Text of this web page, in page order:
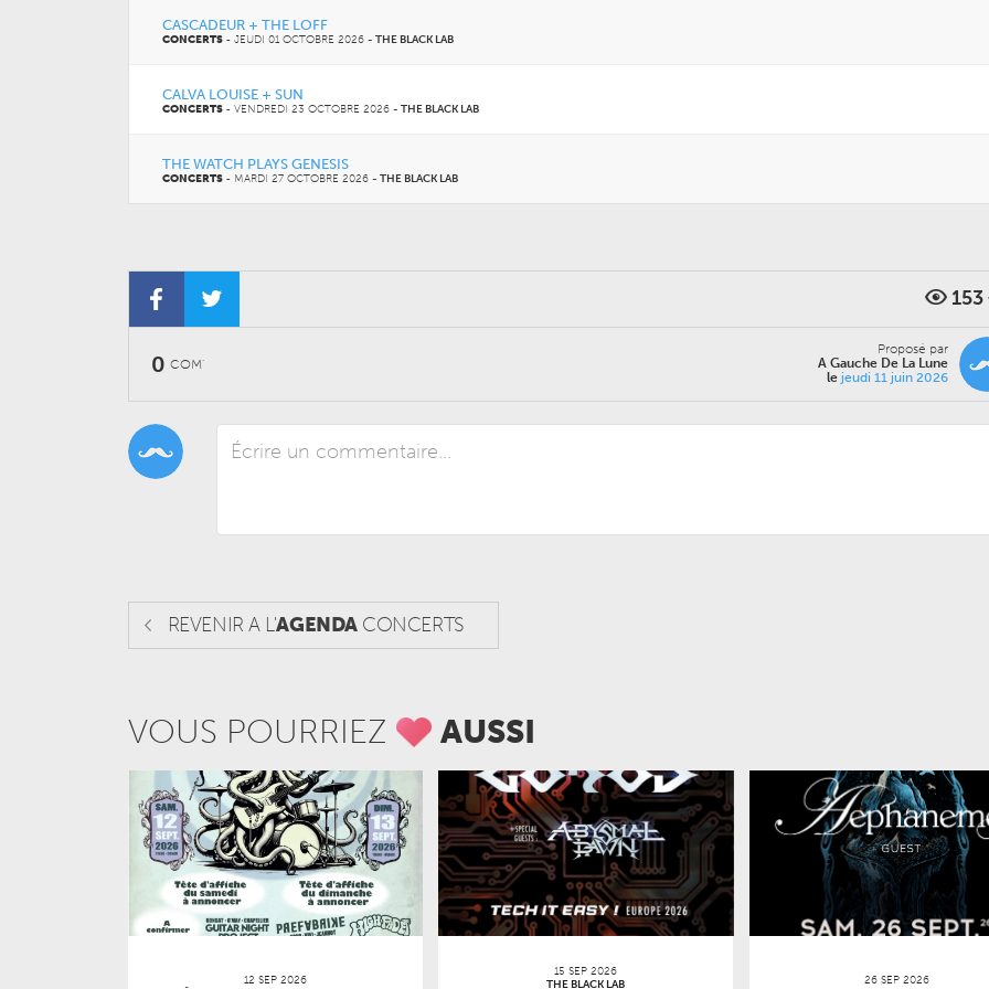
CASCADEUR + THE LOFF
CONCERTS- JEUDI 01 OCTOBRE 2026 - THE BLACK LAB
CALVA LOUISE + SUN
CONCERTS- VENDREDI 23 OCTOBRE 2026 - THE BLACK LAB
THE WATCH PLAYS GENESIS
CONCERTS- MARDI 27 OCTOBRE 2026 - THE BLACK LAB
153
0 COM'
Proposé par
A Gauche De La Lune
le jeudi 11 juin 2026
REVENIR A L'AGENDACONCERTS
VOUS POURRIEZ AUSSI
12 SEP 2026
15 SEP 2026
THE BLACK LAB
26 SEP 2026